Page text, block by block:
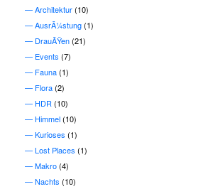
Architektur(10)
AusrÃ¼stung(1)
DrauÃŸen(21)
Events (7)
Fauna(1)
Flora(2)
HDR (10)
Himmel(10)
Kurioses (1)
Lost Places (1)
Makro(4)
Nachts (10)